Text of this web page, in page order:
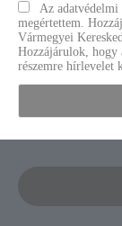
Az
megértettem.
Vármegyei
Hozzájárulok, hogy
részemre hírlevelet